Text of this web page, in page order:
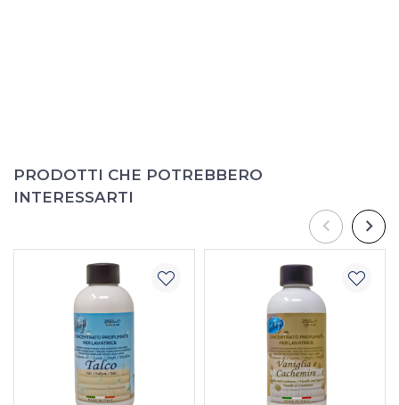
PRODOTTI CHE POTREBBERO
INTERESSARTI